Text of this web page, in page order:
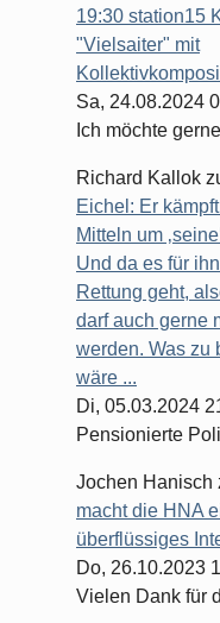
19:30 station15
"Vielsaiter" mit
Sa, 24.08.2024
Ich möchte
Richard Kallok
Eichel: Er
Mitteln um
Und da es für
Rettung geht,
darf auch gerne
werden. Was zu
wäre ...
Di, 05.03.2024
Pensionierte
Jochen Hanisch
macht die HNA
überflüssiges
Do, 26.10.2023
Vielen Dank für